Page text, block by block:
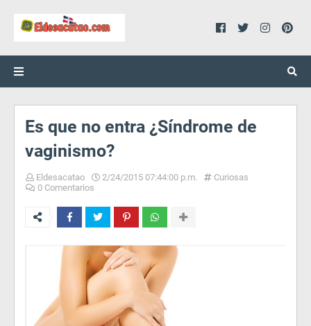
Es que no entra ¿Síndrome de
vaginismo?
Eldesacatao 2/24/2015 07:44:00 p.m.
Curiosas
0 Comentarios